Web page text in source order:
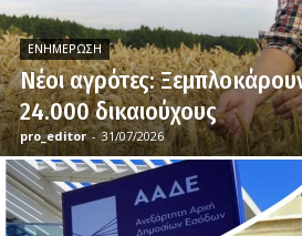
ΕΝΗΜΈΡΩΣΗ
Νέοι αγρότες:
24.000 δικαιούχους
pro_editor - 31/07/2026